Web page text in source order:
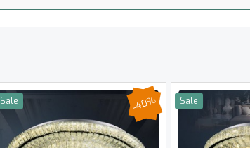
Sale -40% Sale